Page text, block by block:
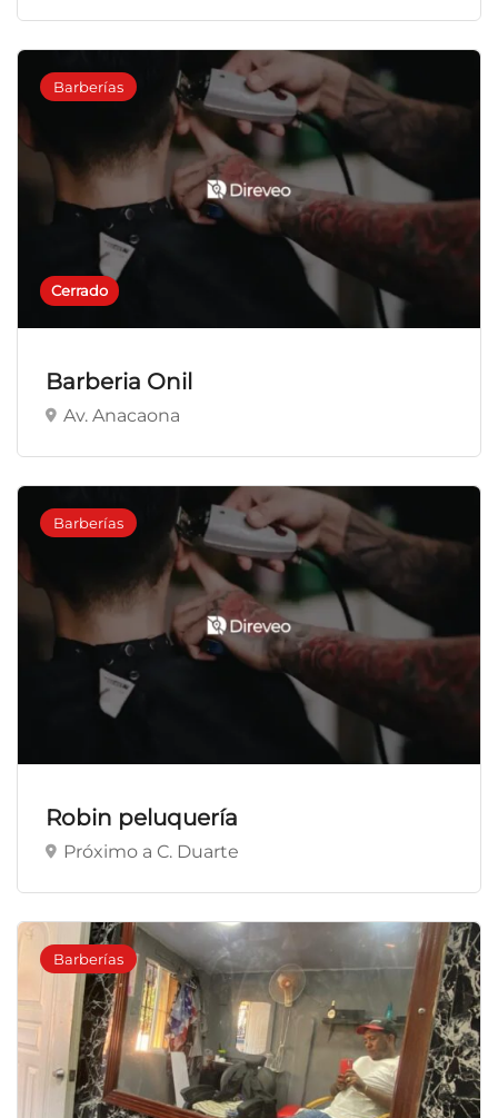
Cerrado
Barberías
Barberia Onil
Av. Anacaona
Barberías
Robin peluquería
Próximo a C. Duarte
Barberías